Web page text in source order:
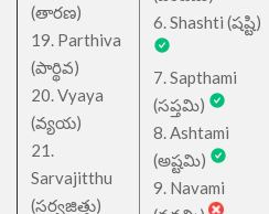
(తారణ)
19. Parthiva
(పార్థివ)
20. Vyaya
(వ్యయ)
21.
Sarvajitthu
(సర్వజిత్తు)
6. Shashti (షష్టి)
7. Sapthami
(సప్తమి)
8. Ashtami
(అష్టమి)
9. Navami